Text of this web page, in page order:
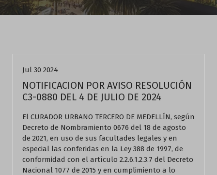
Jul 30 2024
NOTIFICACION POR AVISO RESOLUCIÓN
C3-0880 DEL 4 DE JULIO DE 2024
El CURADOR URBANO TERCERO DE MEDELLÍN, según
Decreto de Nombramiento 0676 del 18 de agosto
de 2021, en uso de sus facultades legales y en
especial las conferidas en la Ley 388 de 1997, de
conformidad con el artículo 2.2.6.1.2.3.7 del Decreto
Nacional 1077 de 2015 y en cumplimiento a lo